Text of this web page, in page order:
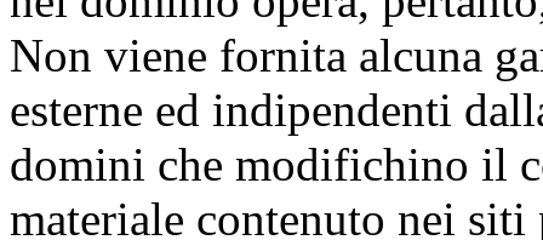
Non viene fornita alcuna
esterne ed indipendenti
domini che modifichino il
materiale contenuto nei siti